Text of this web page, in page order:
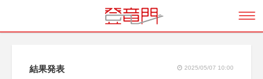
結果発表 2025/05/07 10:00